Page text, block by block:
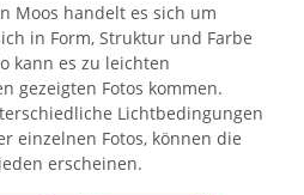
Moos handelt es sich um
in Form, Struktur und Farbe
kann es zu leichten
gezeigten Fotos kommen.
Lichtbedingungen
einzelnen Fotos, können die
erscheinen.